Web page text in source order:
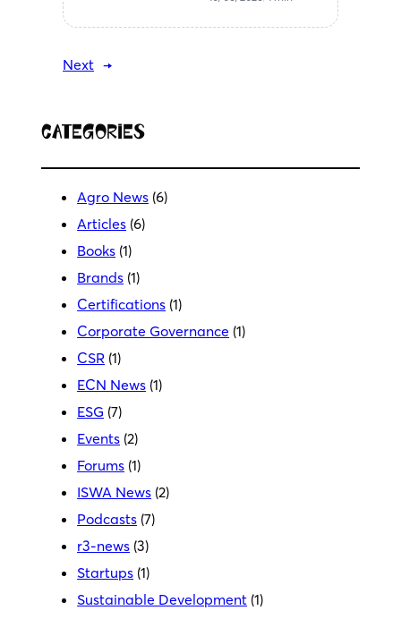
Next →
Categories
Agro News (6)
Articles (6)
Books (1)
Brands (1)
Certifications (1)
Corporate Governance (1)
CSR (1)
ECN News (1)
ESG (7)
Events (2)
Forums (1)
ISWA News (2)
Podcasts (7)
r3-news (3)
Startups (1)
Sustainable Development (1)